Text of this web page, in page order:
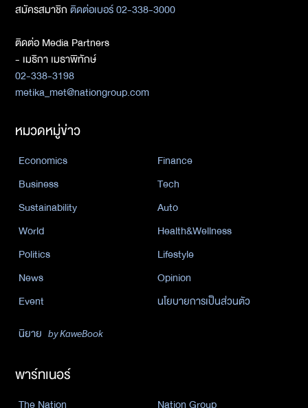
สมัครสมาชิกติดต่อเบอร์ 02-338-3000
ติดต่อ Media Partners
- เมธิกา เมธาพิทักษ์
02-338-3198
metika_met@nationgroup.com
หมวดหมู่ข่าว
Economics
Finance
Business
Tech
Sustainability
Auto
World
Health&Wellness
Politics
Lifestyle
News
Opinion
Event
นโยบายการเป็นส่วนตัว
นิยาย by KaweBook
พาร์ทเนอร์